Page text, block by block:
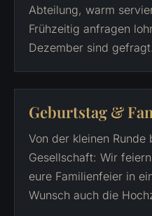
Abteilung, warm
Frühzeitig anfragen
Dezember sind gefragt.
Geburtstag &
Von der kleinen Runde
Gesellschaft: Wir
eure Familienfeier in
Wunsch auch die